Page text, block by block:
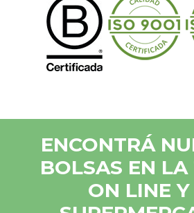
ENCONTRÁ
BOLSAS EN
ON LINE Y